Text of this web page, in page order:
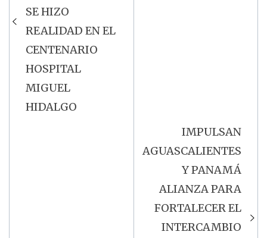
SE HIZO
REALIDAD EN EL
CENTENARIO
HOSPITAL
MIGUEL
HIDALGO
IMPULSAN
AGUASCALIENTES
Y PANAMÁ
ALIANZA PARA
FORTALECER EL
INTERCAMBIO